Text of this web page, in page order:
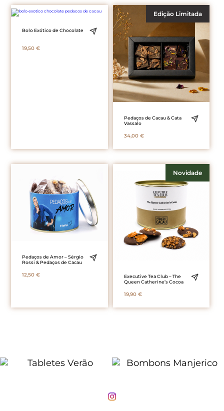
17,30 €
Bolo Exótico de Chocolate
19,50€
Edição Limitada
Pedaços de Cacau & Cata
Vassalo
34,00 €
Pedaços de Amor – Sérgio
Rossi & Pedaços de Cacau
12,50€
Novidade
Executive Tea Club – The
Queen Catherine’s Cocoa
19,90 €